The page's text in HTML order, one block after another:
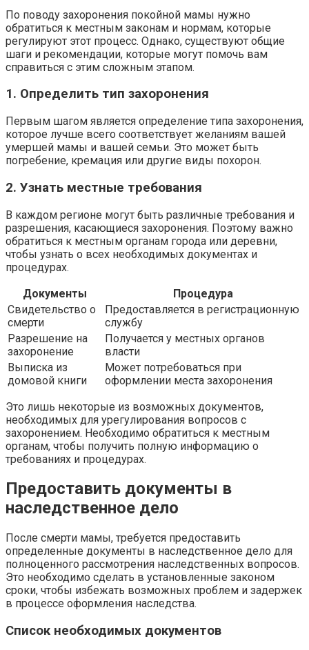
По поводу захоронения покойной мамы нужно
обратиться к местным законам и нормам, которые
регулируют этот процесс. Однако, существуют общие
шаги и рекомендации, которые могут помочь вам
справиться с этим сложным этапом.
1. Определить тип захоронения
Первым шагом является определение типа захоронения,
которое лучше всего соответствует желаниям вашей
умершей мамы и вашей семьи. Это может быть
погребение, кремация или другие виды похорон.
2. Узнать местные требования
В каждом регионе могут быть различные требования и
разрешения, касающиеся захоронения. Поэтому важно
обратиться к местным органам города или деревни,
чтобы узнать о всех необходимых документах и
процедурах.
Документы
Процедура
Свидетельство о
смерти
Предоставляется в регистрационную
службу
Разрешение на
захоронение
Получается у местных органов
власти
Выписка из
домовой книги
Может потребоваться при
оформлении места захоронения
Это лишь некоторые из возможных документов,
необходимых для урегулирования вопросов с
захоронением. Необходимо обратиться к местным
органам, чтобы получить полную информацию о
требованиях и процедурах.
Предоставить документы в
наследственное дело
После смерти мамы, требуется предоставить
определенные документы в наследственное дело для
полноценного рассмотрения наследственных вопросов.
Это необходимо сделать в установленные законом
сроки, чтобы избежать возможных проблем и задержек
в процессе оформления наследства.
Список необходимых документов